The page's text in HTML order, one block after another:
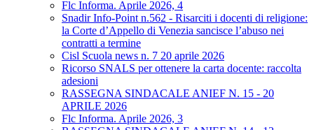
Flc Informa. Aprile 2026, 4
Snadir Info-Point n.562 - Risarciti i docenti di religione:
la Corte d’Appello di Venezia sancisce l’abuso nei
contratti a termine
Cisl Scuola news n. 7 20 aprile 2026
Ricorso SNALS per ottenere la carta docente: raccolta
adesioni
RASSEGNA SINDACALE ANIEF N. 15 - 20
APRILE 2026
Flc Informa. Aprile 2026, 3